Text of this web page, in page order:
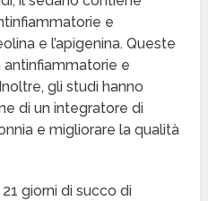
e
e l’apigenina. Queste
e
gli studi hanno
di un integratore di
e migliorare la qualità
giorni di succo di